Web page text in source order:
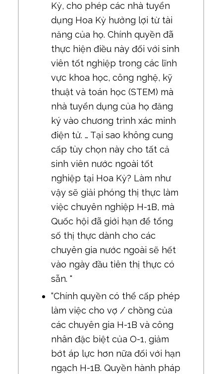
Kỳ, cho phép các nhà tuyển
dụng Hoa Kỳ hưởng lợi từ tài
năng của họ. Chính quyền đã
thực hiện điều này đối với sinh
viên tốt nghiệp trong các lĩnh
vực khoa học, công nghệ, kỹ
thuật và toán học (STEM) mà
nhà tuyển dụng của họ đăng
ký vào chương trình xác minh
điện tử. … Tại sao không cung
cấp tùy chọn này cho tất cả
sinh viên nước ngoài tốt
nghiệp tại Hoa Kỳ? Làm như
vậy sẽ giải phóng thị thực làm
việc chuyên nghiệp H-1B, mà
Quốc hội đã giới hạn để tổng
số thị thực dành cho các
chuyên gia nước ngoài sẽ hết
vào ngày đầu tiên thị thực có
sẵn. "
“Chính quyền có thể cấp phép
làm việc cho vợ / chồng của
các chuyên gia H-1B và công
nhân đặc biệt của O-1, giảm
bớt áp lực hơn nữa đối với hạn
ngạch H-1B. Quyền hành pháp